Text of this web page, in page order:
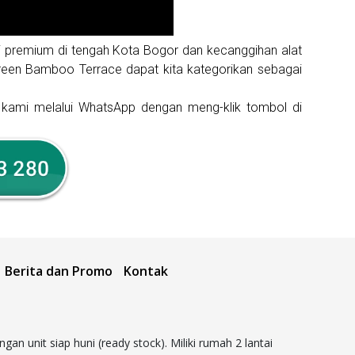
di tengah Kota Bogor dan kecanggihan alat
Bamboo Terrace dapat kita kategorikan sebagai
melalui WhatsApp dengan meng-klik tombol di
Berita dan Promo Kontak
unit siap huni (ready stock). Miliki rumah 2 lantai